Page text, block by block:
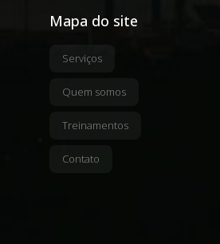
Mapa do site
Serviços
Quem somos
Treinamentos
Contato